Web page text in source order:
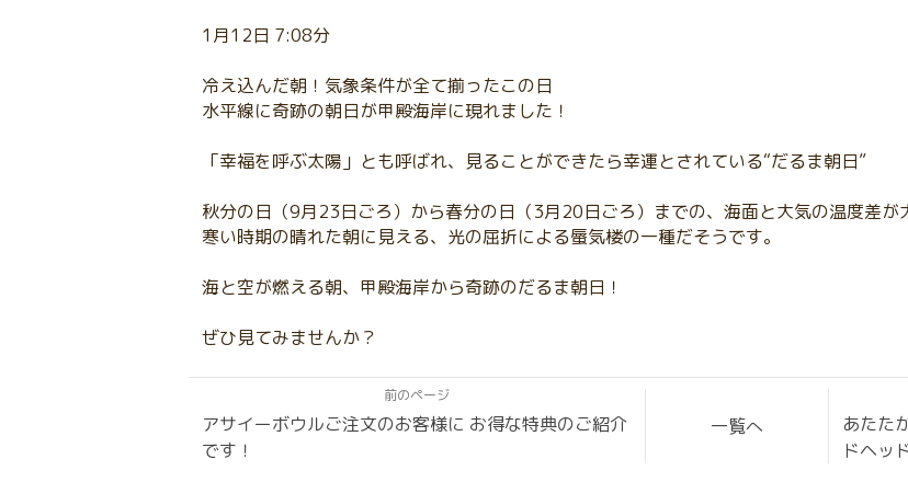
1月12日 7:08分
冷え込んだ朝！気象条件が全て揃ったこの日
水平線に奇跡の朝日が甲殿海岸に現れました！
「幸福を呼ぶ太陽」とも呼ばれ、見ることができたら幸運とされている“だるま朝日”
秋分の日（9月23日ごろ）から春分の日（3月20日ごろ）までの、海面と大気の温度差が
寒い時期の晴れた朝に見える、光の屈折による蜃気楼の一種だそうです。
海と空が燃える朝、甲殿海岸から奇跡のだるま朝日！
ぜひ見てみませんか？
前のページ
アサイーボウルご注文のお客様に お得な特典のご紹介
です！
一覧へ
あたた
ドヘッ